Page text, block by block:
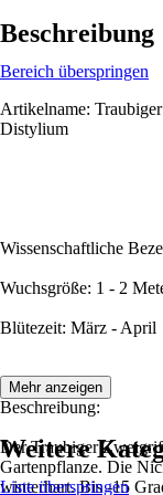
Beschreibung
Bereich überspringen
Artikelname:
Distylium
Wissenschaftliche
Wuchsgröße: 1 - 2
Blütezeit: März - April
Beschreibung:
Der Traubiger
Gartenpflanze. Die
winterhart. Bis -15
Mehr anzeigen
Weitere
Liste überspringen